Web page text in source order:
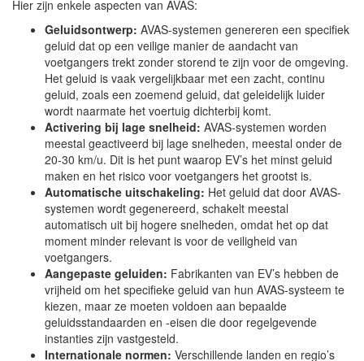
Hier zijn enkele aspecten van AVAS:
Geluidsontwerp: AVAS-systemen genereren een specifiek
geluid dat op een veilige manier de aandacht van
voetgangers trekt zonder storend te zijn voor de omgeving.
Het geluid is vaak vergelijkbaar met een zacht, continu
geluid, zoals een zoemend geluid, dat geleidelijk luider
wordt naarmate het voertuig dichterbij komt.
Activering bij lage snelheid: AVAS-systemen worden
meestal geactiveerd bij lage snelheden, meestal onder de
20-30 km/u. Dit is het punt waarop EV’s het minst geluid
maken en het risico voor voetgangers het grootst is.
Automatische uitschakeling: Het geluid dat door AVAS-
systemen wordt gegenereerd, schakelt meestal
automatisch uit bij hogere snelheden, omdat het op dat
moment minder relevant is voor de veiligheid van
voetgangers.
Aangepaste geluiden: Fabrikanten van EV’s hebben de
vrijheid om het specifieke geluid van hun AVAS-systeem te
kiezen, maar ze moeten voldoen aan bepaalde
geluidsstandaarden en -eisen die door regelgevende
instanties zijn vastgesteld.
Internationale normen: Verschillende landen en regio’s